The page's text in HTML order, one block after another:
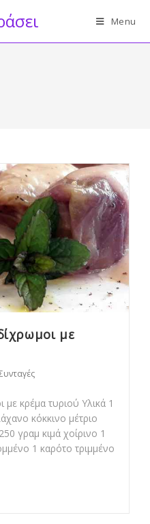
Menu
με
κρέμα τυριού Υλικά 1
κόκκινο μέτριο
γραμ κιμά χοίρινο 1
1 καρότο τριμμένο